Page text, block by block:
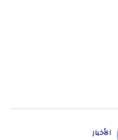
الأخبار